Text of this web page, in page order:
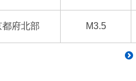
都府北部 M3.5